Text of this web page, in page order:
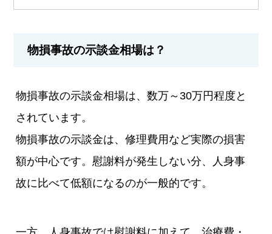
物損事故の示談金相場は？
物損事故の示談金相場は、数万～30万円程度と
されています。
物損事故の示談金は、修理費用など実際の損害
額が中心です。慰謝料が発生しない分、人身事
故に比べて低額になるのが一般的です。